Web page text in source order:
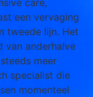
een vervaging
tweede lijn. Het
van anderhalve
meer
specialist die
momenteel